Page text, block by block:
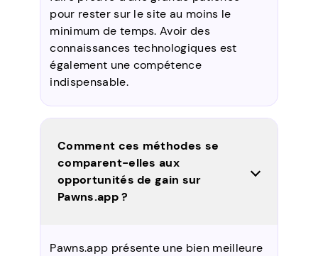
pour rester sur le site au moins le
minimum de temps. Avoir des
connaissances technologiques est
également une compétence
indispensable.
Comment ces méthodes se
comparent-elles aux
opportunités de gain sur
Pawns.app ?
Pawns.app présente une bien meilleure